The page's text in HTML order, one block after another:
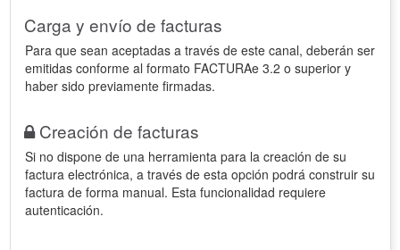
Carga y envío de facturas
Para que sean aceptadas a través de este canal, deberán ser
emitidas conforme al formato FACTURAe 3.2 o superior y
haber sido previamente firmadas.
Creación de facturas
Si no dispone de una herramienta para la creación de su
factura electrónica, a través de esta opción podrá construir su
factura de forma manual. Esta funcionalidad requiere
autenticación.